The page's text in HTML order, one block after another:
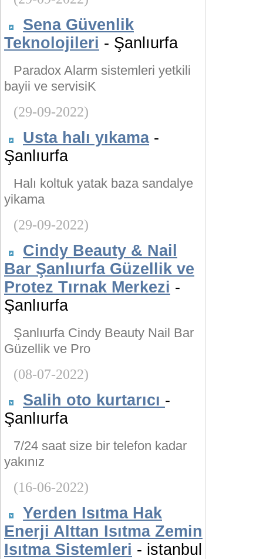
Sena Güvenlik
Teknolojileri - Şanlıurfa
Paradox Alarm sistemleri yetkili
bayii ve servisiK
(29-09-2022)
Usta halı yıkama-
Şanlıurfa
Halı koltuk yatak baza sandalye
yikama
(29-09-2022)
Cindy Beauty & Nail
Bar Şanlıurfa Güzellik ve
Protez Tırnak Merkezi -
Şanlıurfa
Şanlıurfa Cindy Beauty Nail Bar
Güzellik ve Pro
(08-07-2022)
Salih oto kurtarıcı -
Şanlıurfa
7/24 saat size bir telefon kadar
yakınız
(16-06-2022)
Yerden Isıtma Hak
Enerji Alttan Isıtma Zemin
Isıtma Sistemleri - istanbul